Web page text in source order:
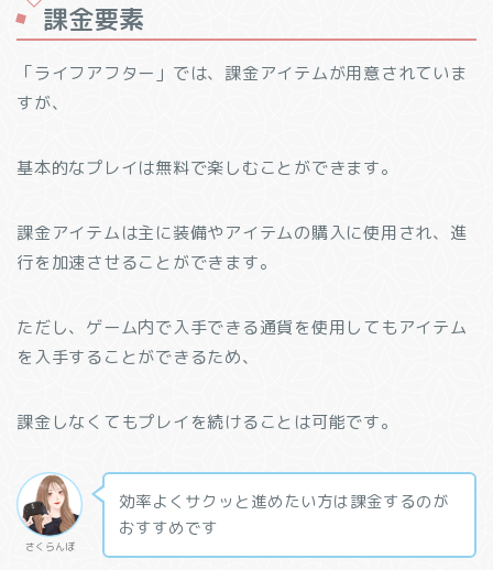
課金要素
「ライフアフター」では、課金アイテムが用意されていま
すが、
基本的なプレイは無料で楽しむことができます。
課金アイテムは主に装備やアイテムの購入に使用され、進
行を加速させることができます。
ただし、ゲーム内で入手できる通貨を使用してもアイテム
を入手することができるため、
課金しなくてもプレイを続けることは可能です。
さくらんぼ
効率よくサクッと進めたい方は課金するのが
おすすめです